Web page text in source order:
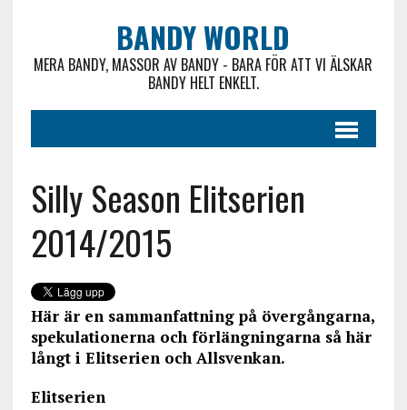
BANDY WORLD
MERA BANDY, MASSOR AV BANDY - BARA FÖR ATT VI ÄLSKAR
BANDY HELT ENKELT.
Silly Season Elitserien
2014/2015
Här är en sammanfattning på övergångarna,
spekulationerna och förlängningarna så här
långt i Elitserien och Allsvenkan.
Elitserien